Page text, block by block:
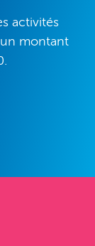
activités
montant